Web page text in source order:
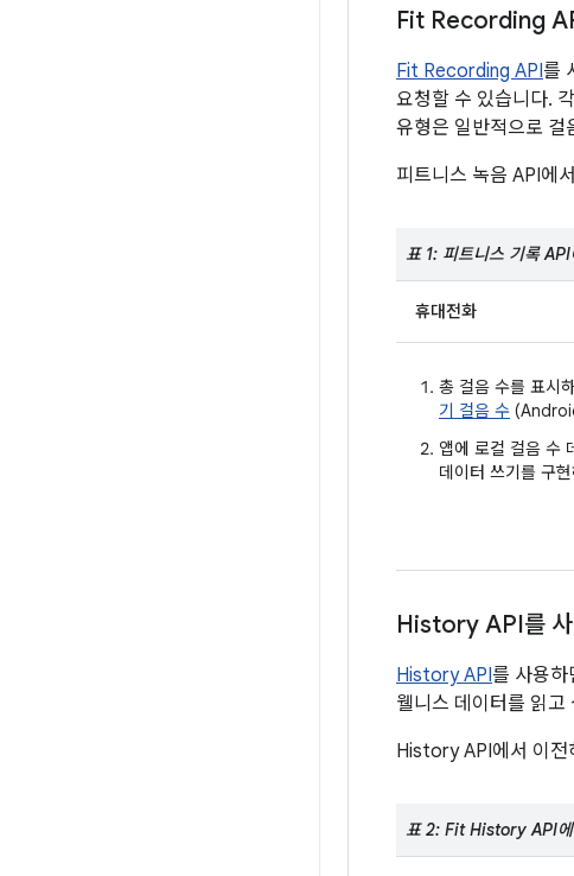
Fit Recording
Fit Recording API를
요청할 수 있습니다.
유형은 일반적으로 걸
피트니스 녹음 API에
표 1: 피트니스 기록
휴대전화
총 걸음 수를 표시
기 걸음 수
앱에 로컬 걸음 수
데이터 쓰기를 구
History API를 사
History API를 사용하
웰니스 데이터를 읽고
History API에서 이전
표 2: Fit History API에